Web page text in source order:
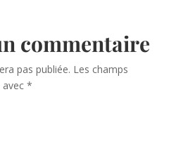
commentaire
pas publiée. Les champs
avec*